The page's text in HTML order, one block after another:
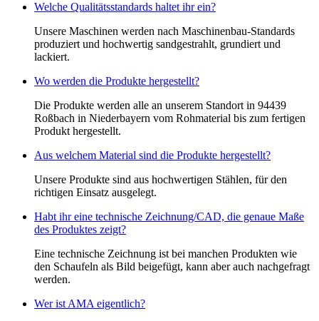
Welche Qualitätsstandards haltet ihr ein?
Unsere Maschinen werden nach Maschinenbau-Standards
produziert und hochwertig sandgestrahlt, grundiert und
lackiert.
Wo werden die Produkte hergestellt?
Die Produkte werden alle an unserem Standort in 94439
Roßbach in Niederbayern vom Rohmaterial bis zum fertigen
Produkt hergestellt.
Aus welchem Material sind die Produkte hergestellt?
Unsere Produkte sind aus hochwertigen Stählen, für den
richtigen Einsatz ausgelegt.
Habt ihr eine technische Zeichnung/CAD, die genaue Maße
des Produktes zeigt?
Eine technische Zeichnung ist bei manchen Produkten wie
den Schaufeln als Bild beigefügt, kann aber auch nachgefragt
werden.
Wer ist AMA eigentlich?